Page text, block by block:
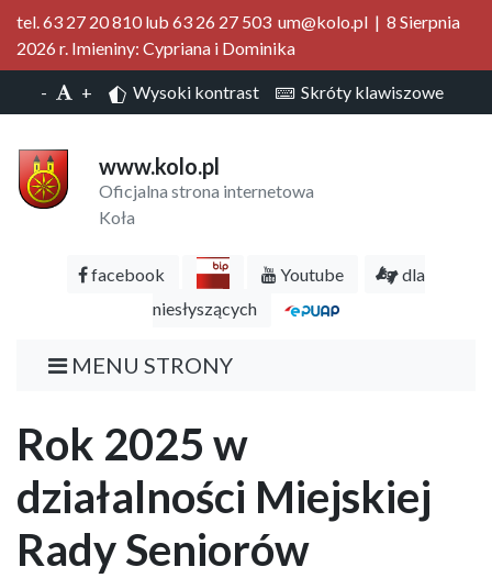
tel. 63 27 20 810 lub 63 26 27 503 um@kolo.pl | 8 Sierpnia
2026 r. Imieniny: Cypriana i Dominika
- + Wysoki kontrast Skróty klawiszowe
www.kolo.pl
Oficjalna strona internetowa
Koła
facebook Youtube
dla
niesłyszących
MENU STRONY
Rok 2025 w
działalności Miejskiej
Rady Seniorów